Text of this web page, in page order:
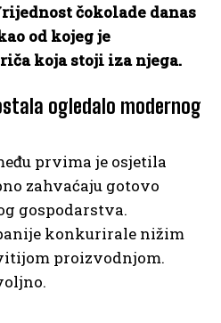
čokolade danas
od kojeg je
koja stoji iza njega.
ogledalo modernog
prvima je osjetila
zahvaćaju gotovo
gospodarstva.
konkurirale nižim
proizvodnjom.